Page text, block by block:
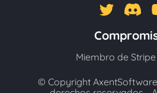
Miembro de
© Copyright